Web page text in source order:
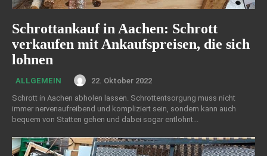
Schrottankauf in Aachen: Schrott
verkaufen mit Ankaufspreisen, die sich
lohnen
ALLGEMEIN
22. Oktober 2022
Schrott in Aachen abholen lassen. Schrottentsorgung muss nicht
immer nervenaufreibend und kompliziert sein, sondern kann auch
bequem von Statten gehen und dabei sogar entlohnt...